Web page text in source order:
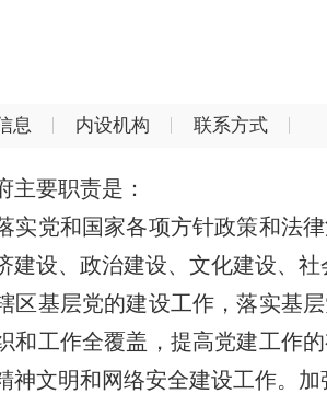
息 内设机构 联系方式
主要职责是：
实党和国家各项方针政策和法
建设、政治建设、文化建设、
区基层党的建设工作，落实基
和工作全覆盖，提高党建工作
神文明和网络安全建设工作。